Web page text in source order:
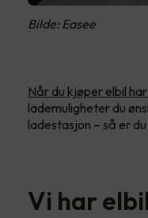
Bilde: Easee
Når du kjøper elbil
lademuligheter du
ladestasjon – så er
Vi har